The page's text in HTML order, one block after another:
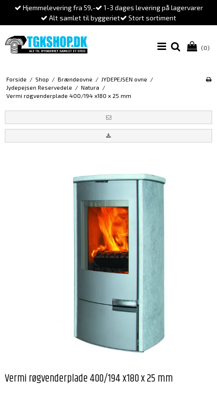
Hjemmelevering fra 59,-
1-3 dages levering på lagervarer
Alt samlet til byggeriet
Stort sortiment
(0)
Forside / Shop / Brændeovne / JYDEPEJSEN ovne /
Jydepejsen Reservedele / Natura /
Vermi røgvenderplade 400/194 x180 x 25 mm
Vermi røgvenderplade 400/194 x180 x 25 mm